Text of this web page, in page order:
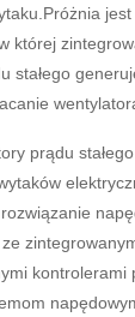
której
stałego
prądu
kontrolerami